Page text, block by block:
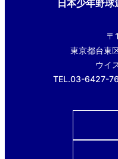
日本少年野
東京都台東
ウイ
TEL.03-6427-